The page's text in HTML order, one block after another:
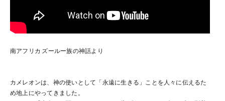
南アフリカ ズールー族の神話より
カメレオンは、神の使いとして「永遠に生きる」ことを人々に伝えるた
め地上にやってきました。